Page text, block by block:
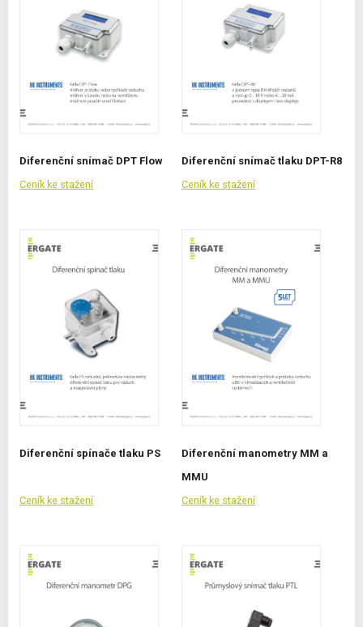
Diferenční snímač DPT Flow
Diferenční snímač tlaku DPT-R8
Ceník ke stažení
Ceník ke stažení
Diferenční spínače tlaku PS
Diferenční manometry MM a
MMU
Ceník ke stažení
Ceník ke stažení